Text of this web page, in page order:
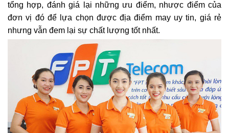
tổng hợp, đánh giá lại những ưu điểm, nhược điểm của
đơn vị đó để lựa chọn được địa điểm may uy tin, giá rẻ
nhưng vẫn đem lại sự chất lượng tốt nhất.